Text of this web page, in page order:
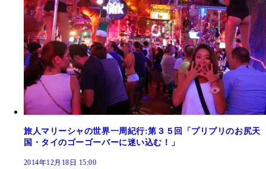
旅人マリーシャの世界一周紀行:第３５回「プリプリのお尻天
国・タイのゴーゴーバーに迷い込む！」
2014年12月18日 15:00